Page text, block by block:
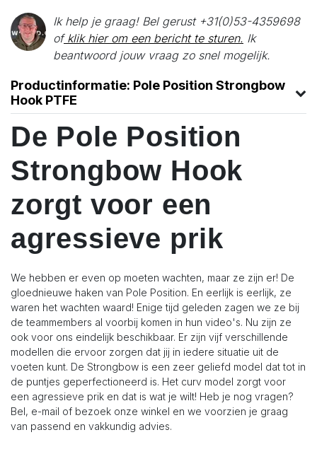
Ik help je graag! Bel gerust +31(0)53-4359698
ofklik hier om een bericht te sturen. Ik
beantwoord jouw vraag zo snel mogelijk.
Productinformatie: Pole Position Strongbow
Hook PTFE
De Pole Position
Strongbow Hook
zorgt voor een
agressieve prik
We hebben er even op moeten wachten, maar ze zijn er! De
gloednieuwe haken van Pole Position. En eerlijk is eerlijk, ze
waren het wachten waard! Enige tijd geleden zagen we ze bij
de teammembers al voorbij komen in hun video's. Nu zijn ze
ook voor ons eindelijk beschikbaar. Er zijn vijf verschillende
modellen die ervoor zorgen dat jij in iedere situatie uit de
voeten kunt. De Strongbow is een zeer geliefd model dat tot in
de puntjes geperfectioneerd is. Het curv model zorgt voor
een agressieve prik en dat is wat je wilt! Heb je nog vragen?
Bel, e-mail of bezoek onze winkel en we voorzien je graag
van passend en vakkundig advies.